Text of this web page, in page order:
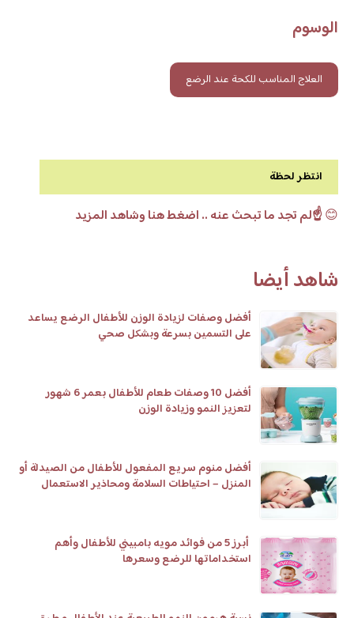
الوسوم
العلاج المناسب للكحة عند الرضع
انتظر لحظة
😊☝️لم تجد ما تبحث عنه .. اضغط هنا وشاهد المزيد
شاهد أيضا
أفضل وصفات لزيادة الوزن للأطفال الرضع يساعد
على التسمين بسرعة وبشكل صحي
أفضل 10 وصفات طعام للأطفال بعمر 6 شهور
لتعزيز النمو وزيادة الوزن
أفضل منوم سريع المفعول للأطفال من الصيدلة أو
المنزل – احتياطات السلامة ومحاذير الاستعمال
أبرز 5 من فوائد مويه بامبيني للأطفال وأهم
استخداماتها للرضع وسعرها